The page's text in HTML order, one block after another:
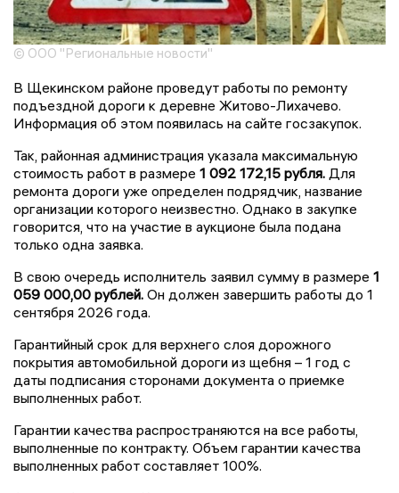
© ООО "Региональные новости"
В Щекинском районе проведут работы по ремонту
подъездной дороги к деревне Житово-Лихачево.
Информация об этом появилась на сайте госзакупок.
Так, районная администрация указала максимальную
стоимость работ в размере 1 092 172,15 рубля. Для
ремонта дороги уже определен подрядчик, название
организации которого неизвестно. Однако в закупке
говорится, что на участие в аукционе была подана
только одна заявка.
В свою очередь исполнитель заявил сумму в размере 1
059 000,00 рублей. Он должен завершить работы до 1
сентября 2026 года.
Гарантийный срок для верхнего слоя дорожного
покрытия автомобильной дороги из щебня – 1 год с
даты подписания сторонами документа о приемке
выполненных работ.
Гарантии качества распространяются на все работы,
выполненные по контракту. Объем гарантии качества
выполненных работ составляет 100%.